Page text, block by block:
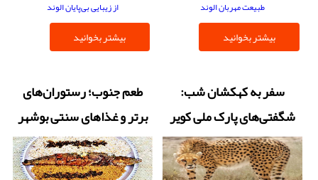
بیشتر بخوانید بیشتر بخوانید
سفر به کهکشان شب:
شگفتی‌های پارک ملی کویر
از حیات وحش تا آسمان
پرستاره
طعم جنوب؛ رستوران‌های
برتر و غذاهای سنتی بوشهر